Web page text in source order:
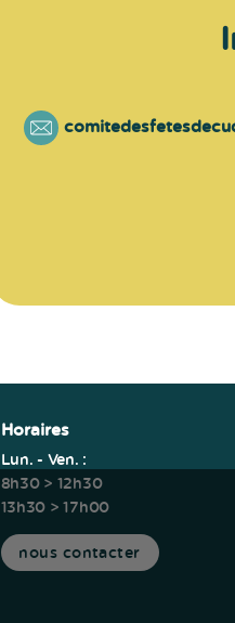
Horaires
Lun. - Ven. :
8h30 > 12h30
13h30 > 17h00
nous contacter